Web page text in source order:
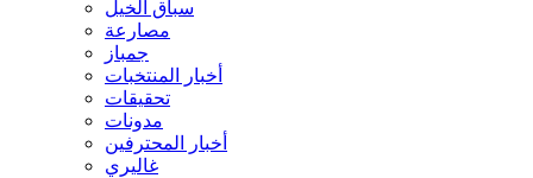
سباق الخيل
مصارعة
جمباز
أخبار المنتخبات
تحقيقات
مدونات
أخبار المحترفين
غاليري